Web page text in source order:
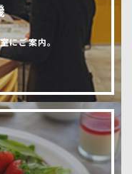
にご案内。